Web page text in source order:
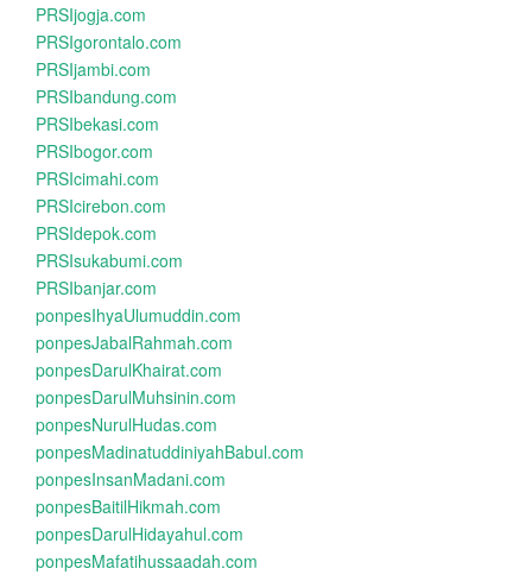
PRSIjogja.com
PRSIgorontalo.com
PRSIjambi.com
PRSIbandung.com
PRSIbekasi.com
PRSIbogor.com
PRSIcimahi.com
PRSIcirebon.com
PRSIdepok.com
PRSIsukabumi.com
PRSIbanjar.com
ponpesIhyaUlumuddin.com
ponpesJabalRahmah.com
ponpesDarulKhairat.com
ponpesDarulMuhsinin.com
ponpesNurulHudas.com
ponpesMadinatuddiniyahBabul.com
ponpesInsanMadani.com
ponpesBaitilHikmah.com
ponpesDarulHidayahul.com
ponpesMafatihussaadah.com